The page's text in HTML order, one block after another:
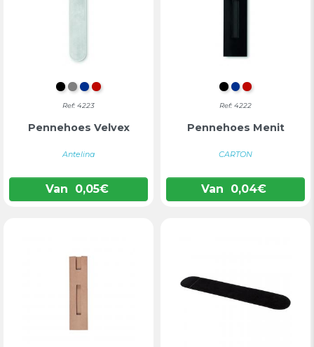
ZWART
GRIJS
BLAUW
ROOD
Ref: 4223
Pennehoes Velvex
Antelina
Van 0,05€
ZWART
BLAUW
ROOD
Ref: 4222
Pennehoes Menit
CARTON
Van 0,04€